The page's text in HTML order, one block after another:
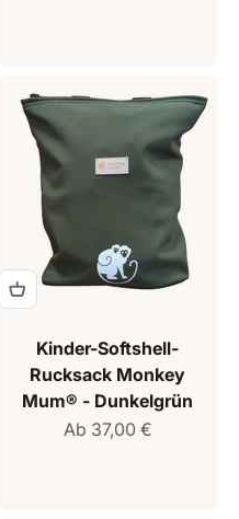
Kinder-Softshell-
Rucksack Monkey
Mum® - Dunkelgrün
Verkaufspreis
Ab 37,00 €